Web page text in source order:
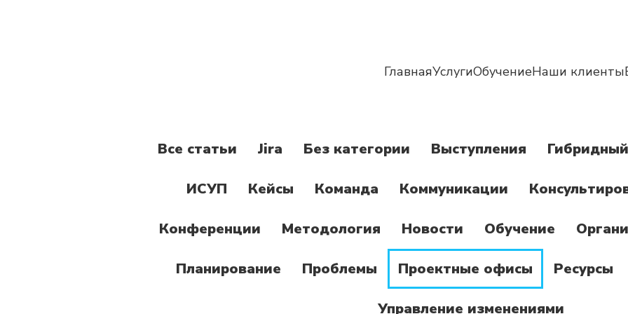
ГлавнаяУслугиОбучениеНаши клиенты
Все статьи Jira Без категории Выступления
ИСУП Кейсы Команда Коммуникации
Конференции Методология Новости Обучение
Планирование Проблемы Проектные офисы Ресурсы
Управление изменениями